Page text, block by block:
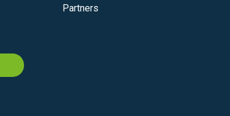
Partners